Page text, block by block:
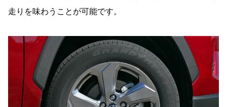
走りを味わうことが可能です。